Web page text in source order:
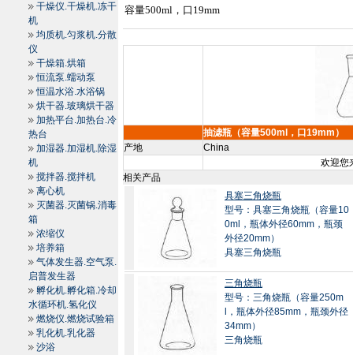
干燥仪.干燥机.冻干
机
均质机.匀浆机.分散
仪
干燥箱.烘箱
恒流泵.蠕动泵
恒温水浴.水浴锅
烘干器.玻璃烘干器
加热平台.加热台.冷
热台
加湿器.加湿机.除湿
机
搅拌器.搅拌机
离心机
灭菌器.灭菌锅.消毒
箱
浓缩仪
培养箱
气体发生器.空气泵.
启普发生器
孵化机.孵化箱.冷却
水循环机.氢化仪
燃烧仪.燃烧试验箱
乳化机.乳化器
沙浴
容量500ml，口19mm
抽滤瓶（容量500ml，口19mm）
产地
China
欢迎您
相关产品
具塞三角烧瓶
型号：具塞三角烧瓶（容量10
0ml，瓶体外径60mm，瓶颈
外径20mm）
具塞三角烧瓶
三角烧瓶
型号：三角烧瓶（容量250m
l，瓶体外径85mm，瓶颈外径
34mm）
三角烧瓶